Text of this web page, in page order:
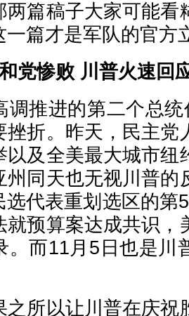
两篇稿子大家可能看
一篇才是军队的官方
党惨败 川普火速回
调推进的第二个总
挫折。昨天，民主党
以及全美最大城市纽
州同天也无视川普的
选代表重划选区的第
就预算案达成共识，
。而11月5日也是川
之所以让川普在庆祝